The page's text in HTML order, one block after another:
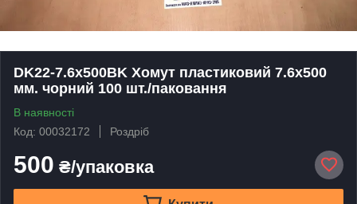
DK22-7.6х500BK Хомут пластиковий 7.6х500
мм. чорний 100 шт./паковання
В наявності
Код: 00032172
Роздріб
500 ₴/упаковка